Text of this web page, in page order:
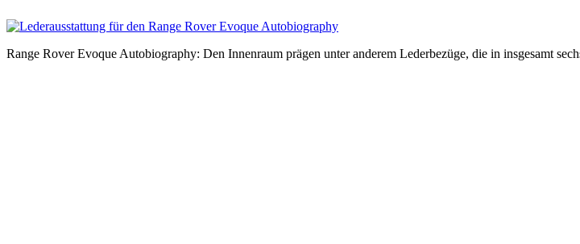
Range Rover Evoque Autobiography: Den Innenraum prägen unter anderem Lederbezüge, die in insgesamt